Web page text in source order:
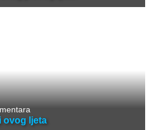
ovog ljeta